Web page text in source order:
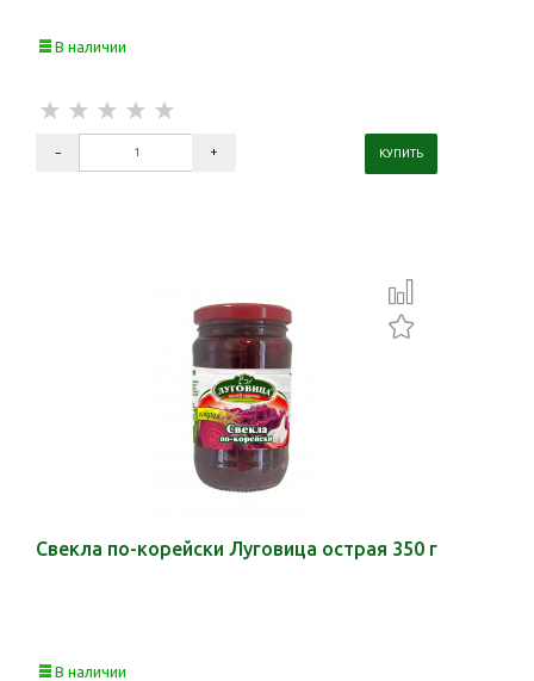
В наличии
Свекла по-корейски Луговица острая 350 г
В наличии